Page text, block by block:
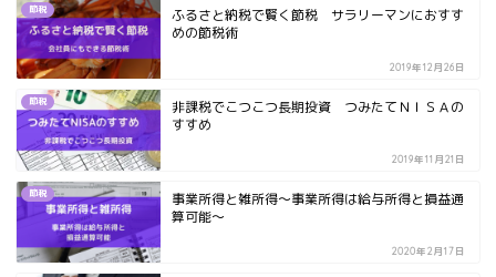
節税
ふるさと納税で賢く節税 サラリーマンにおすす
めの節税術
2019年12月26日
節税
非課税でこつこつ長期投資 つみたてＮＩＳＡの
すすめ
2019年11月21日
節税
事業所得と雑所得～事業所得は給与所得と損益通
算可能～
2020年2月17日